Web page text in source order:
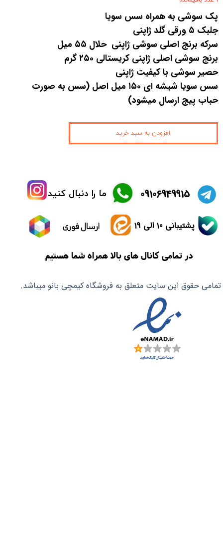
پک سوشی به همراه سس سویا
جلبک ۵ ورقی گلد ژاپنی
سرکه برنج اصلی سوشی ژاپنی حلال ۵۵ میل
برنج سوشی اصلی ژاپنی کریستالی ۲۵۰ گرم
حصیر سوشی با کیفیت ژاپنی
سس سویا شیشه ای ۱۵۰ میل
اصل (سس به صورت
حباب پیج ارسال میشود)
افزودن به سبد خرید
تمامی حقوق این سایت متعلق به فروشگاه کیمچی بانو میباشد.
ما را دنبال کنید ​09106949915
ارسال فوری پشتیبانی 10 الی 19
در تمامی کانال های بالا همراه شما هستیم